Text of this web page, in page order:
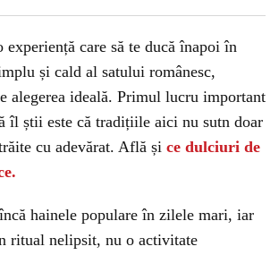
care să te ducă înapoi în
și cald al satului românesc,
alegerea ideală. Primul lucru important
îl știi este că tradițiile aici nu sutn doar
cu adevărat. Află și ce dulciuri de
hainele populare în zilele mari, iar
ritual nelipsit, nu o activitate